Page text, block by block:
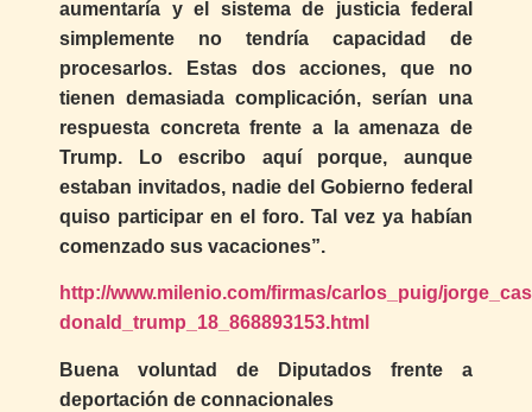
aumentaría y el sistema de justicia federal
simplemente no tendría capacidad de
procesarlos. Estas dos acciones, que no
tienen demasiada complicación, serían una
respuesta concreta frente a la amenaza de
Trump. Lo escribo aquí porque, aunque
estaban invitados, nadie del Gobierno federal
quiso participar en el foro. Tal vez ya habían
comenzado sus vacaciones”.
http://www.milenio.com/firmas/carlos_puig/
donald_trump_18_868893153.html
Buena voluntad de Diputados frente a
deportación de connacionales